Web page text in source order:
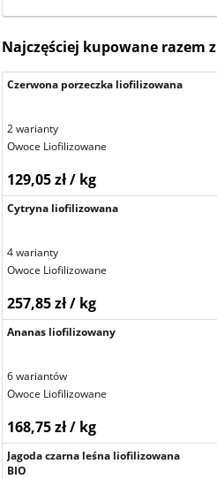
Najczęściej kupowane razem z
Czerwona porzeczka liofilizowana
2 warianty
Owoce Liofilizowane
129,05 zł / kg
Cytryna liofilizowana
4 warianty
Owoce Liofilizowane
257,85 zł / kg
Ananas liofilizowany
6 wariantów
Owoce Liofilizowane
168,75 zł / kg
Jagoda czarna leśna liofilizowana
BIO